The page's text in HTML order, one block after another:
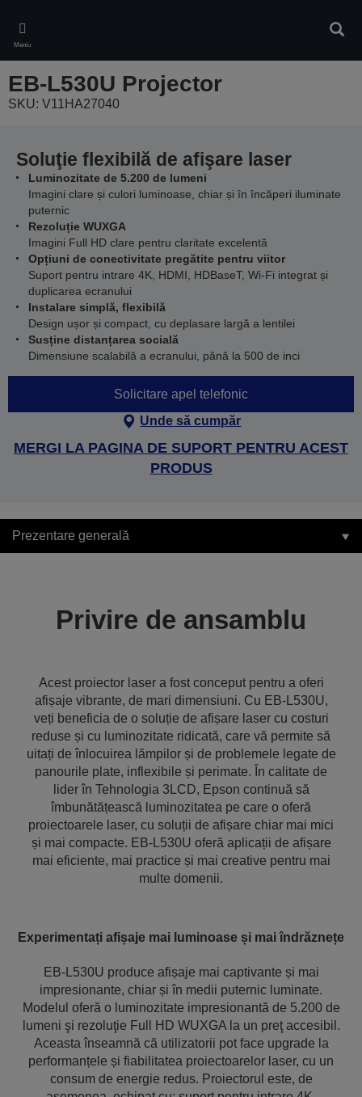
main
content
Meniu
EB-L530U Projector
SKU: V11HA27040
Soluţie flexibilă de afişare laser
Luminozitate de 5.200 de lumeni
Imagini clare și culori luminoase, chiar și în încăperi iluminate
puternic
Rezoluție WUXGA
Imagini Full HD clare pentru claritate excelentă
Opțiuni de conectivitate pregătite pentru viitor
Suport pentru intrare 4K, HDMI, HDBaseT, Wi-Fi integrat și
duplicarea ecranului
Instalare simplă, flexibilă
Design ușor și compact, cu deplasare largă a lentilei
Susține distanțarea socială
Dimensiune scalabilă a ecranului, până la 500 de inci
Solicitare apel telefonic
Unde să cumpăr
MERGI LA PAGINA DE SUPORT PENTRU ACEST
PRODUS
Prezentare generală
Privire de ansamblu
Acest proiector laser a fost conceput pentru a oferi
afișaje vibrante, de mari dimensiuni. Cu EB-L530U,
veți beneficia de o soluție de afișare laser cu costuri
reduse și cu luminozitate ridicată, care vă permite să
uitați de înlocuirea lămpilor și de problemele legate de
panourile plate, inflexibile și perimate. În calitate de
lider în Tehnologia 3LCD, Epson continuă să
îmbunătățească luminozitatea pe care o oferă
proiectoarele laser, cu soluții de afișare chiar mai mici
și mai compacte. EB-L530U oferă aplicații de afișare
mai eficiente, mai practice și mai creative pentru mai
multe domenii.
Experimentați afișaje mai luminoase și mai îndrăznețe
EB-L530U produce afișaje mai captivante și mai
impresionante, chiar și în medii puternic luminate.
Modelul oferă o luminozitate impresionantă de 5.200 de
lumeni şi rezoluţie Full HD WUXGA la un preţ accesibil.
Aceasta înseamnă că utilizatorii pot face upgrade la
performanțele și fiabilitatea proiectoarelor laser, cu un
consum de energie redus. Proiectorul este, de